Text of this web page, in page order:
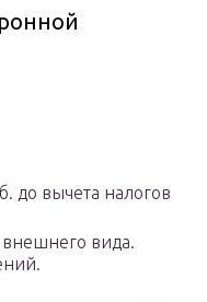
до вычета налогов
вида.